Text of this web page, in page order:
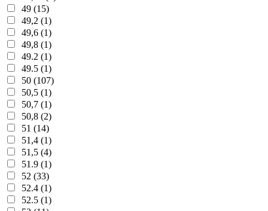
49 (15)
49,2 (1)
49,6 (1)
49,8 (1)
49.2 (1)
49.5 (1)
50 (107)
50,5 (1)
50,7 (1)
50,8 (2)
51 (14)
51,4 (1)
51,5 (4)
51.9 (1)
52 (33)
52.4 (1)
52.5 (1)